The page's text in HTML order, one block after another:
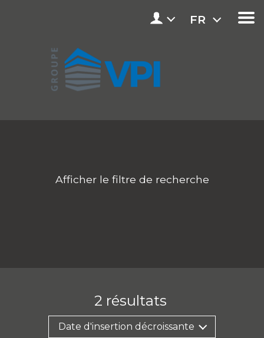
FR
Afficher le filtre de recherche
2 résultats
Date d'insertion décroissante